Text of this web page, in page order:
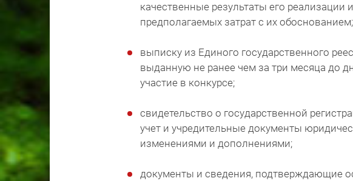
качественные результаты его реализации
предполагаемых затрат с их обоснованием;
выписку из Единого государственного
выданную не ранее чем за три месяца до
участие в конкурсе;
свидетельство о государственной
учет и учредительные документы
изменениями и дополнениями;
документы и сведения, подтверждающие